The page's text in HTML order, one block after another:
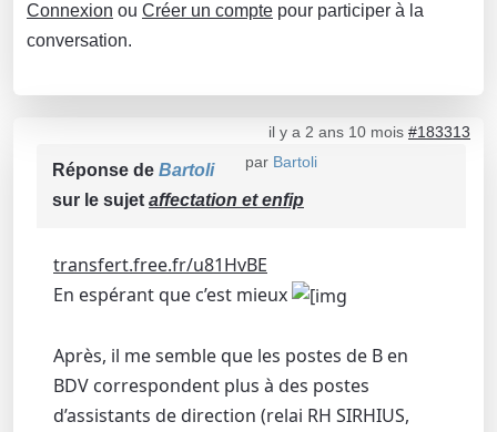
Connexion ou Créer un compte pour participer à la
conversation.
il y a 2 ans 10 mois #183313
par Bartoli
Réponse de Bartoli
sur le sujet affectation et enfip
transfert.free.fr/u81HvBE
En espérant que c’est mieux
Après, il me semble que les postes de B en
BDV correspondent plus à des postes
d’assistants de direction (relai RH SIRHIUS,